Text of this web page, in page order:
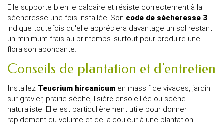
Elle supporte bien le calcaire et résiste correctement à la
sécheresse une fois installée. Son code de sécheresse 3
indique toutefois qu'elle appréciera davantage un sol restant
un minimum frais au printemps, surtout pour produire une
floraison abondante.
Conseils de plantation et d'entretien
Installez Teucrium hircanicum en massif de vivaces, jardin
sur gravier, prairie sèche, lisière ensoleillée ou scène
naturaliste. Elle est particulièrement utile pour donner
rapidement du volume et de la couleur à une plantation.